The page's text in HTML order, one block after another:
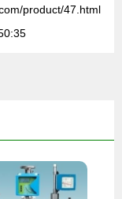
product/47.html